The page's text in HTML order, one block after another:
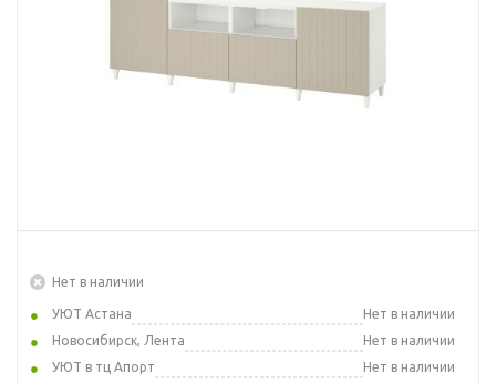
Нет в наличии
УЮТ Астана
Нет в наличии
Новосибирск, Лента
Нет в наличии
УЮТ в тц Апорт
Нет в наличии